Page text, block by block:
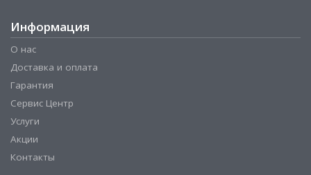
Информация
О нас
Доставка и оплата
Гарантия
Сервис Центр
Услуги
Акции
Контакты